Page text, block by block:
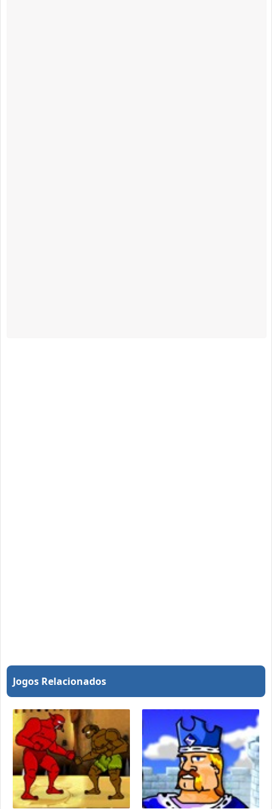
Jogos Relacionados